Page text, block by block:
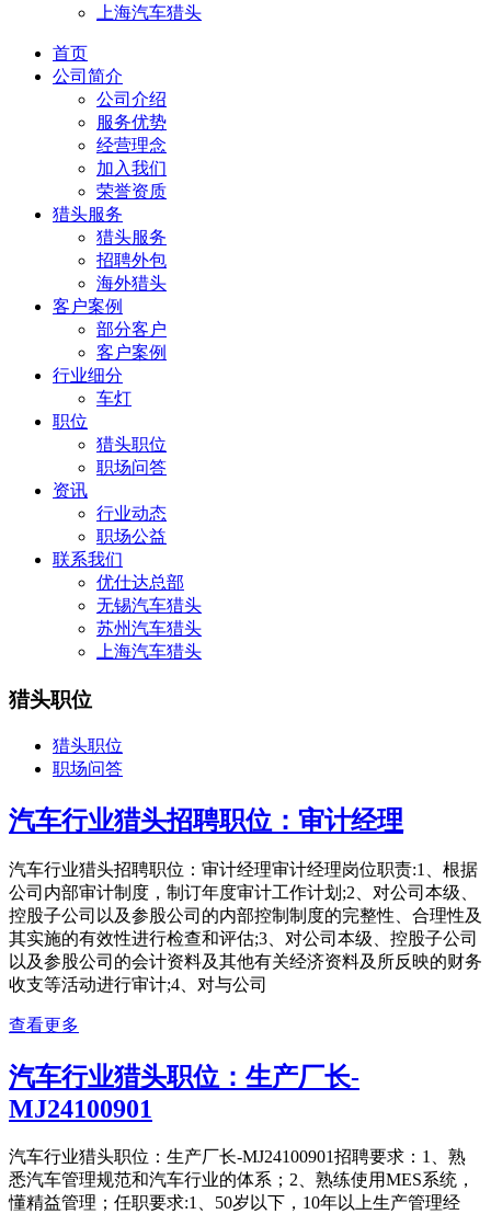
上海汽车猎头
首页
公司简介
公司介绍
服务优势
经营理念
加入我们
荣誉资质
猎头服务
猎头服务
招聘外包
海外猎头
客户案例
部分客户
客户案例
行业细分
车灯
职位
猎头职位
职场问答
资讯
行业动态
职场公益
联系我们
优仕达总部
无锡汽车猎头
苏州汽车猎头
上海汽车猎头
猎头职位
猎头职位
职场问答
汽车行业猎头招聘职位：审计经理
汽车行业猎头招聘职位：审计经理审计经理岗位职责:1、根据
公司内部审计制度，制订年度审计工作计划;2、对公司本级、
控股子公司以及参股公司的内部控制制度的完整性、合理性及
其实施的有效性进行检查和评估;3、对公司本级、控股子公司
以及参股公司的会计资料及其他有关经济资料及所反映的财务
收支等活动进行审计;4、对与公司
查看更多
汽车行业猎头职位：生产厂长-
MJ24100901
汽车行业猎头职位：生产厂长-MJ24100901招聘要求：1、熟
悉汽车管理规范和汽车行业的体系；2、熟练使用MES系统，
懂精益管理；任职要求:1、50岁以下，10年以上生产管理经